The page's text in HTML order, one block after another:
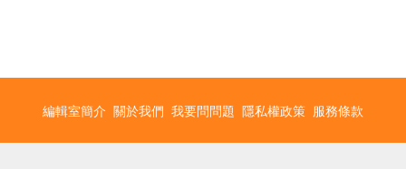
編輯室簡介 關於我們 我要問問題 隱私權政策 服務條款